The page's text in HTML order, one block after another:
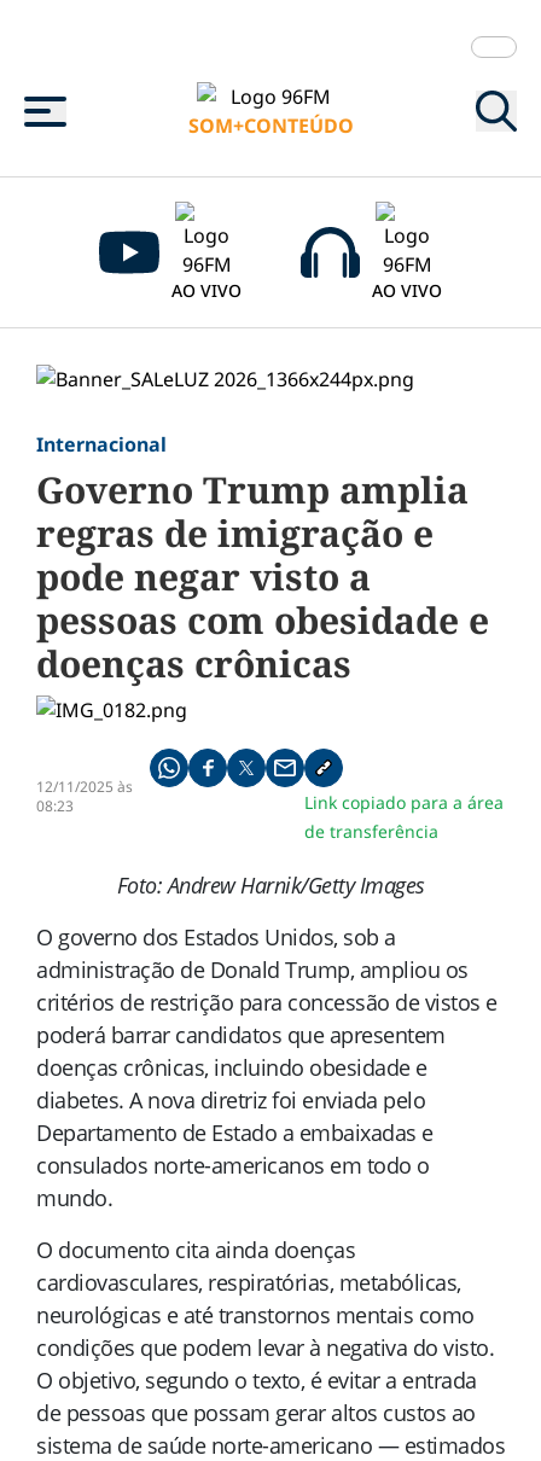
Menu
SOM+CONTEÚDO
AO VIVO AO VIVO
Internacional
Governo Trump amplia
regras de imigração e
pode negar visto a
pessoas com obesidade e
doenças crônicas
12/11/2025 às
08:23
Compartilhe pelo whatsapp
Compartilhar no facebook
Compartilhar no twitter
Compartilhe pelo email
Copiar link da notícia
Link copiado para a área
de transferência
Foto: Andrew Harnik/Getty Images
O governo dos Estados Unidos, sob a
administração de Donald Trump, ampliou os
critérios de restrição para concessão de vistos e
poderá barrar candidatos que apresentem
doenças crônicas, incluindo obesidade e
diabetes. A nova diretriz foi enviada pelo
Departamento de Estado a embaixadas e
consulados norte-americanos em todo o
mundo.
O documento cita ainda doenças
cardiovasculares, respiratórias, metabólicas,
neurológicas e até transtornos mentais como
condições que podem levar à negativa do visto.
O objetivo, segundo o texto, é evitar a entrada
de pessoas que possam gerar altos custos ao
sistema de saúde norte-americano — estimados